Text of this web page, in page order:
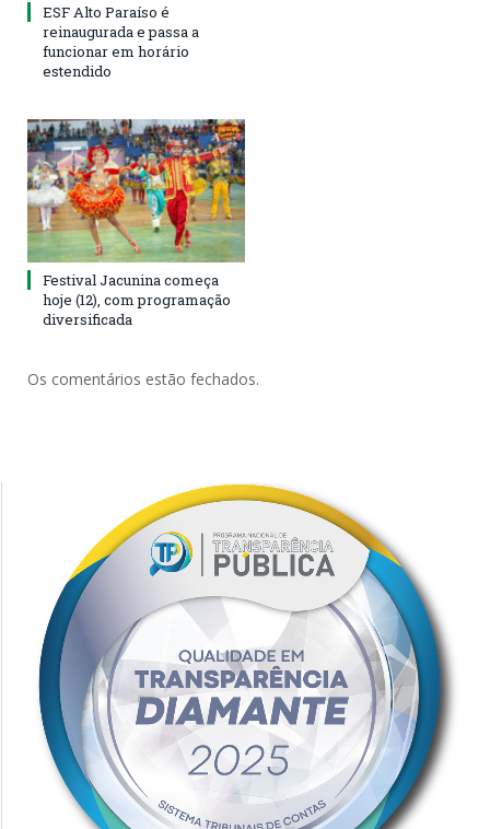
ESF Alto Paraíso é
reinaugurada e passa a
funcionar em horário
estendido
Festival Jacunina começa
hoje (12), com programação
diversificada
Os comentários estão fechados.